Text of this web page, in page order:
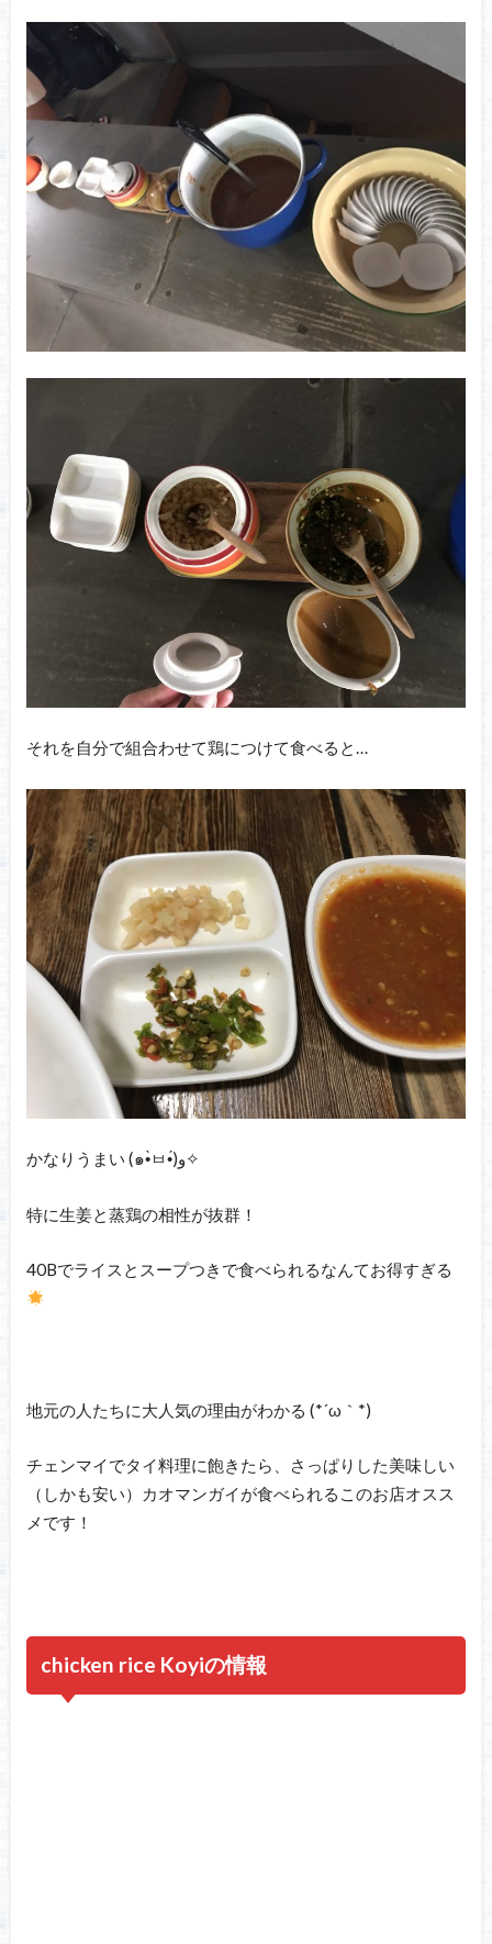
それを自分で組合わせて鶏につけて食べると…
かなりうまい (๑•̀ㅂ•́)و✧
特に生姜と蒸鶏の相性が抜群！
40Bでライスとスープつきで食べられるなんてお得すぎる
地元の人たちに大人気の理由がわかる (*´ω｀*)
チェンマイでタイ料理に飽きたら、さっぱりした美味しい
（しかも安い）カオマンガイが食べられるこのお店オスス
メです！
chicken rice Koyiの情報